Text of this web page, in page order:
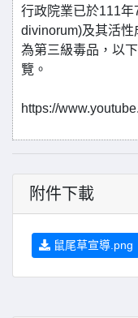
行政院業已於111
divinorum)及其活性
為第三級毒品，以
覽 。
https://
附件下載
鼠尾草宣導.png